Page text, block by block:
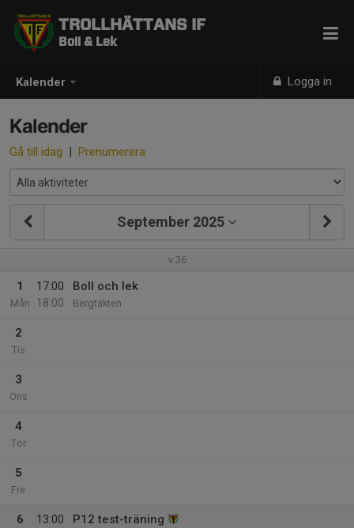
Kalender Logga in
TROLLHÄTTANS IF
Boll & Lek
Kalender
Gå till idag | Prenumerera
September 2025
v.36
1
Mån
17:00
18:00
Boll och lek
Bergtäkten
2
Tis
3
Ons
4
Tor
5
Fre
6
13:00
P12 test-träning